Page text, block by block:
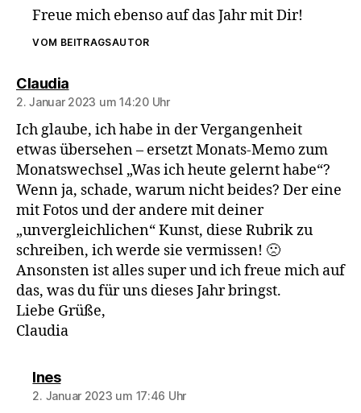
Freue mich ebenso auf das Jahr mit Dir!
VOM BEITRAGSAUTOR
Claudiasagt:
2. Januar 2023 um 14:20 Uhr
Ich glaube, ich habe in der Vergangenheit
etwas übersehen – ersetzt Monats-Memo zum
Monatswechsel „Was ich heute gelernt habe“?
Wenn ja, schade, warum nicht beides? Der eine
mit Fotos und der andere mit deiner
„unvergleichlichen“ Kunst, diese Rubrik zu
schreiben, ich werde sie vermissen! 🙁
Ansonsten ist alles super und ich freue mich auf
das, was du für uns dieses Jahr bringst.
Liebe Grüße,
Claudia
Inessagt:
2. Januar 2023 um 17:46 Uhr